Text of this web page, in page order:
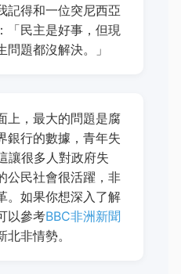
記得和一位突尼西亞
「民主是好事，但現
題都沒解決。」
上，最大的問題是腐
銀行的數據，青年失
讓很多人對政府失
公民社會很活躍，非
。如果你想深入了解
以參考BBC非洲新聞
非情勢。